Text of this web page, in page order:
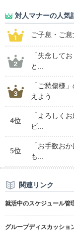
対人マナーの人気
ご子息・ご
「失念して
と...
「ご愁傷様
えよう
4位
「よろしく
ビ...
5位
「お手数お
も...
関連リンク
就活中のスケジュール管
グループディスカッショ